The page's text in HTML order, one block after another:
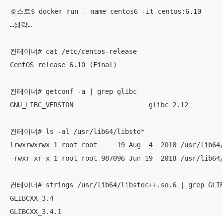
호스트$ docker run --name centos6 -it centos:6.10
…생략…
컨테이너# cat /etc/centos-release
CentOS release 6.10 (Final)
컨테이너# getconf -a | grep glibc
GNU_LIBC_VERSION                   glibc 2.12
컨테이너# ls -al /usr/lib64/libstd*
lrwxrwxrwx 1 root root     19 Aug  4  2018 /usr/
-rwxr-xr-x 1 root root 987096 Jun 19  2018 /usr/
컨테이너# strings /usr/lib64/libstdc++.so.6 | grep
GLIBCXX_3.4
GLIBCXX_3.4.1